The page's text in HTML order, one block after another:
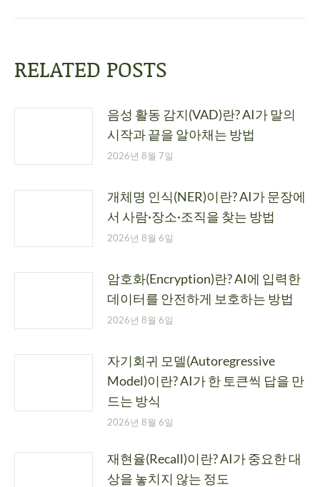
RELATED POSTS
음성 활동 감지(VAD)란? AI가 말의
시작과 끝을 알아채는 방법
2026년 8월 7일
개체명 인식(NER)이란? AI가 문장에
서 사람·장소·조직을 찾는 방법
2026년 8월 6일
암호화(Encryption)란? AI에 입력한
데이터를 안전하게 보호하는 방법
2026년 8월 6일
자기회귀 모델(Autoregressive
Model)이란? AI가 한 토큰씩 답을 만
드는 방식
2026년 8월 6일
재현율(Recall)이란? AI가 중요한 대
상을 놓치지 않는 정도